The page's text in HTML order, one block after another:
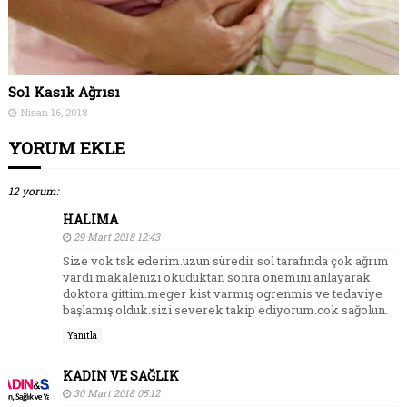
Sol Kasık Ağrısı
Nisan 16, 2018
YORUM EKLE
12 yorum:
HALIMA
29 Mart 2018 12:43
Size vok tsk ederim.uzun süredir sol tarafında çok ağrım
vardı.makalenizi okuduktan sonra önemini anlayarak
doktora gittim.meger kist varmış ogrenmis ve tedaviye
başlamış olduk.sizi severek takip ediyorum.cok sağolun.
Yanıtla
KADIN VE SAĞLIK
30 Mart 2018 05:12